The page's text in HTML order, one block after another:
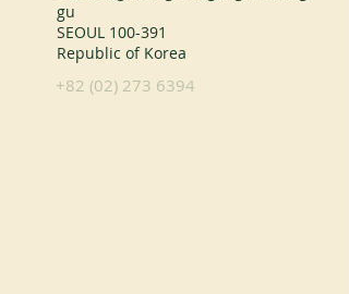
gu
SEOUL 100-391
Republic of Korea
+82 (02) 273 6394